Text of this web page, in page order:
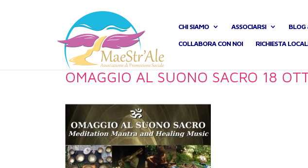
CHI SIAMO ASSOCIARSI BLOG
COLLABORA CON NOI RICHIESTA
OMAGGIO AL SUONO SACRO 18